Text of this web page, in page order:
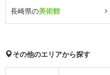
長崎県の美術館
その他のエリアから探す